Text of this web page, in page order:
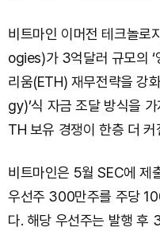
비트마인 이머전 테크놀
ogies)가 3억달러 규모의 ‘
리움(ETH) 재무전략을 강
gy)’식 자금 조달 방식을
TH 보유 경쟁이 한층 더
비트마인은 5월 SEC에 제
우선주 300만주를 주당
다. 해당 우선주는 발행 후